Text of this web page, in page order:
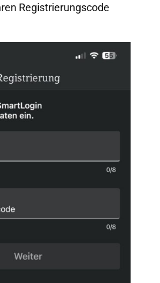
Registrierungscode